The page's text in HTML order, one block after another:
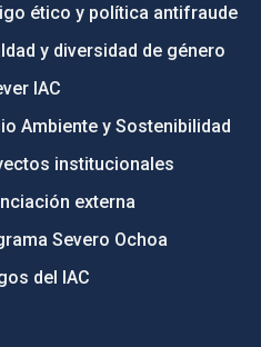
ético y política antifraude
y diversidad de género
IAC
Ambiente y Sostenibilidad
institucionales
externa
Severo Ochoa
del IAC